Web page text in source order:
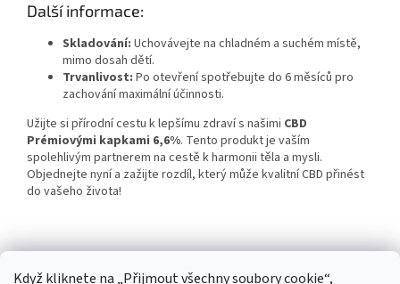
Když kliknete na „Přijmout všechny soubory cookie“,
Další informace:
Skladování: Uchovávejte na chladném a suchém místě,
mimo dosah dětí.
Trvanlivost: Po otevření spotřebujte do 6 měsíců pro
zachování maximální účinnosti.
Užijte si přírodní cestu k lepšímu zdraví s našimi CBD
Prémiovými kapkami 6,6%. Tento produkt je vaším
spolehlivým partnerem na cestě k harmonii těla a mysli.
Objednejte nyní a zažijte rozdíl, který může kvalitní CBD přinést
do vašeho života!
Z